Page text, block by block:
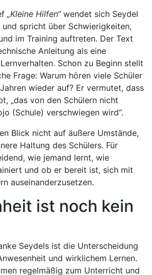
„Kleine Hilfen“wendet sich Seydel
und spricht über Schwierigkeiten,
im Training auftreten. Der Text
Anleitung als eine
Schon zu Beginn stellt
Frage: Warum hören viele Schüler
wieder auf? Er vermutet, dass
„das von den Schülern nicht
(Schule) verschwiegen wird“.
Blick nicht auf äußere Umstände,
Haltung des Schülers. Für
wie jemand lernt, wie
und ob er bereit ist, sich mit
auseinanderzusetzen.
ist noch kein
Seydels ist die Unterscheidung
und wirklichem Lernen.
regelmäßig zum Unterricht und